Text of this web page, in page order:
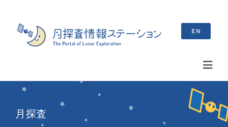
content
EN
索
…
月探査